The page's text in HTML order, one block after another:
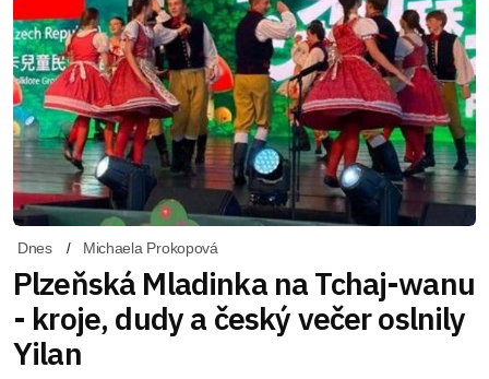
Dnes Michaela Prokopová
Plzeňská Mladinka na Tchaj-wanu
- kroje, dudy a český večer oslnily
Yilan